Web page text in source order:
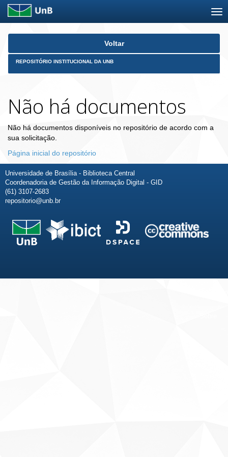
Skip
Voltar
REPOSITÓRIO INSTITUCIONAL DA UNB
Não há documentos
Não há documentos disponíveis no repositório de acordo com a
sua solicitação.
Página inicial do repositório
Universidade de Brasília - Biblioteca Central
Coordenadoria de Gestão da Informação Digital - GID
(61) 3107-2683
repositorio@unb.br